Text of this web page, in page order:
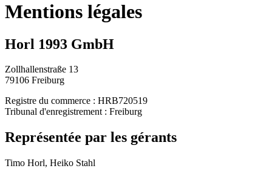
Mentions légales
Horl 1993 GmbH
Zollhallenstraße 13
79106 Freiburg
Registre du commerce : HRB720519
Tribunal d'enregistrement : Freiburg
Représentée par les gérants
Timo Horl, Heiko Stahl